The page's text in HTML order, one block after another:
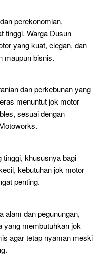
perekonomian,
tinggi. Warga Dusun
yang kuat, elegan, dan
maupun bisnis.
dan perkebunan yang
menuntut jok motor
sesuai dengan
tinggi, khususnya bagi
kebutuhan jok motor
penting.
alam dan pegunungan,
yang membutuhkan jok
agar tetap nyaman meski